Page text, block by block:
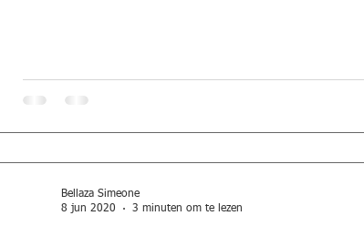
Bellaza Simeone
8 jun 2020
3 minuten om te lezen